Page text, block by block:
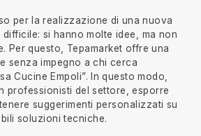
per la realizzazione di una nuova
si hanno molte idee, ma non
Per questo, Tepamarket offre una
senza impegno a chi cerca
Cucine Empoli”. In questo modo,
professionisti del settore, esporre
suggerimenti personalizzati su
soluzioni tecniche.